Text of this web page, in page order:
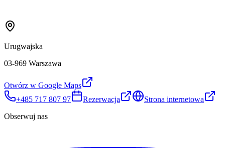
Urugwajska
03-969 Warszawa
Otwórz w Google Maps
+485 717 807 97
Rezerwacja
Strona internetowa
Obserwuj nas